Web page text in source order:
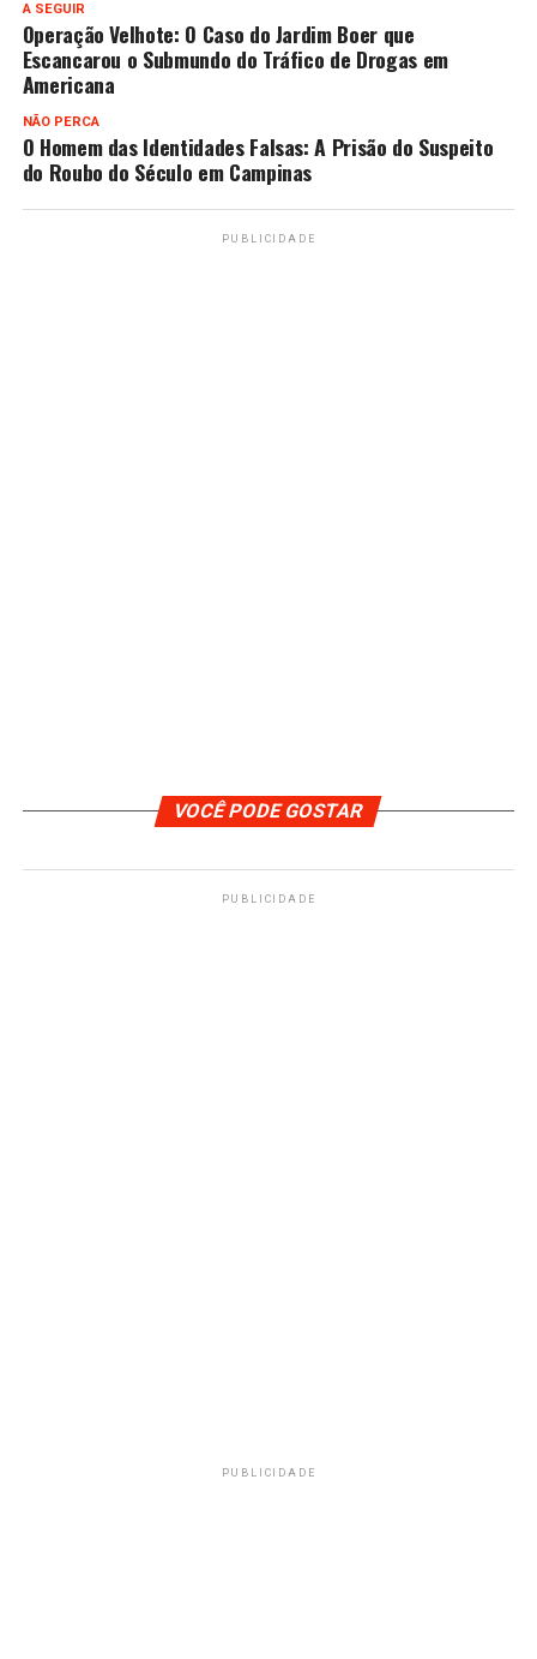
A SEGUIR
Operação Velhote: O Caso do Jardim Boer que
Escancarou o Submundo do Tráfico de Drogas em
Americana
NÃO PERCA
O Homem das Identidades Falsas: A Prisão do Suspeito
do Roubo do Século em Campinas
PUBLICIDADE
VOCÊ PODE GOSTAR
PUBLICIDADE
PUBLICIDADE